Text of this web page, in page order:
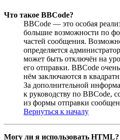
Что такое BBCode?
BBCode — это особая
большие возможности по
частей сообщения.
определяется
может быть отключён на
его отправки. BBCode
нём заключаются в
За дополнительной
к руководству по BBCode,
из формы отправки
Вернуться к началу
Могу ли я использовать HTML?